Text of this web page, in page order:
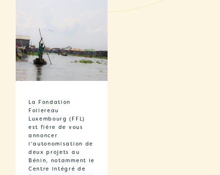
La Fondation
Follereau
Luxembourg (FFL)
est fière de vous
annoncer
l’autonomisation de
deux projets au
Bénin, notamment le
Centre intégré de